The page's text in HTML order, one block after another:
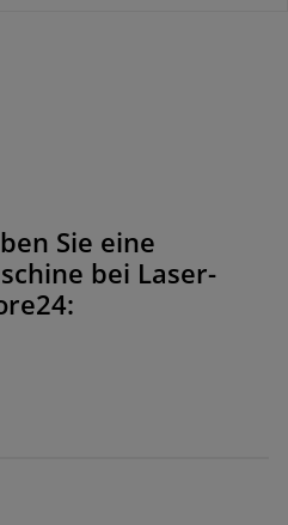
Sie eine
bei Laser-